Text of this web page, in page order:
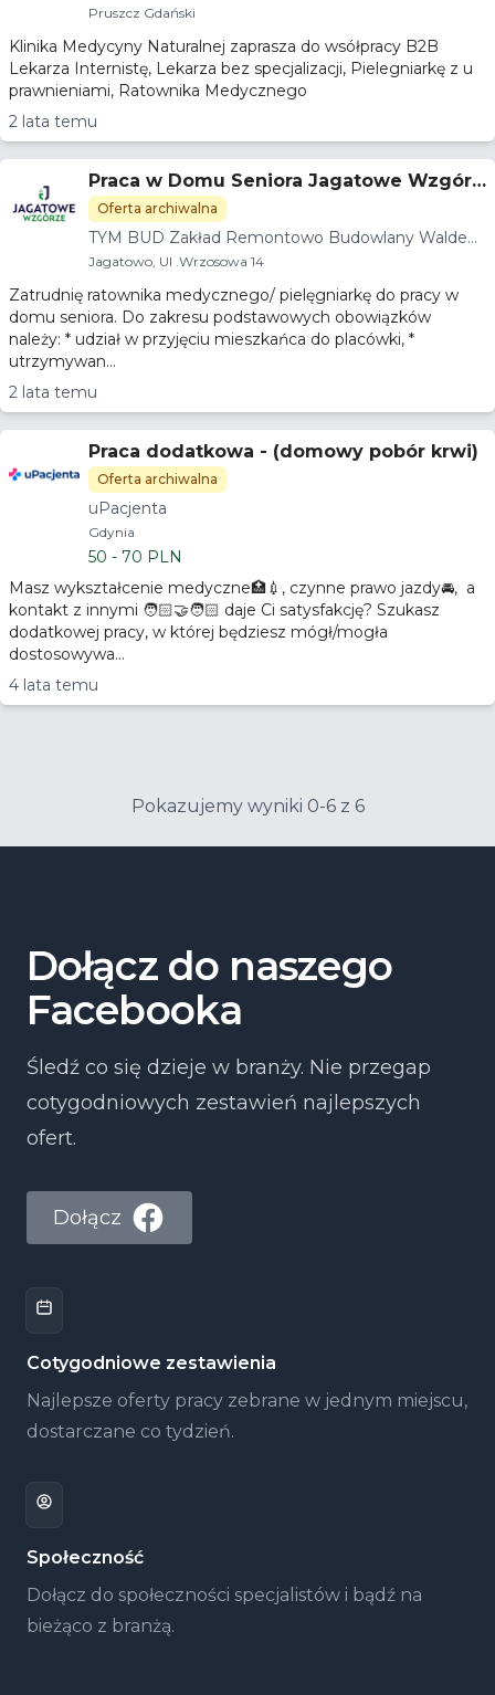
Pruszcz Gdański
Klinika Medycyny Naturalnej zaprasza do wsółpracy B2B
Lekarza Internistę, Lekarza bez specjalizacji, Pielegniarkę z u
prawnieniami, Ratownika Medycznego
2 lata temu
Praca w Domu Seniora Jagatowe Wzgórz
eOferta archiwalna
TYM BUD Zakład Remontowo Budowlany Waldem
ar Tymoszewski
Jagatowo, Ul .Wrzosowa 14
Zatrudnię ratownika medycznego/ pielęgniarkę do pracy w
domu seniora. Do zakresu podstawowych obowiązków
należy: * udział w przyjęciu mieszkańca do placówki, *
utrzymywan...
2 lata temu
Praca dodatkowa - (domowy pobór krwi)
Oferta archiwalna
uPacjenta
Gdynia
50 - 70 PLN
Masz wykształcenie medyczne🏥💉, czynne prawo jazdy🚘, a
kontakt z innymi 🧑🏻‍🤝‍🧑🏻 daje Ci satysfakcję? Szukasz
dodatkowej pracy, w której będziesz mógł/mogła
dostosowywa...
4 lata temu
Pokazujemy wyniki 0-6 z 6
Dołącz do naszego
Facebooka
Śledź co się dzieje w branży. Nie przegap
cotygodniowych zestawień najlepszych
ofert.
Dołącz
Cotygodniowe zestawienia
Najlepsze oferty pracy zebrane w jednym miejscu,
dostarczane co tydzień.
Społeczność
Dołącz do społeczności specjalistów i bądź na
bieżąco z branżą.